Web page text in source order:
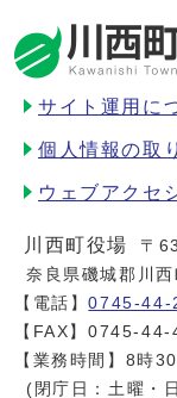
サイト運用に
個人情報の取
ウェブアクセ
川西町役場
〒
奈良県磯城郡川
【電話】0745-44-
【FAX】0745-44-
【業務時間】8時
(閉庁日：土曜・